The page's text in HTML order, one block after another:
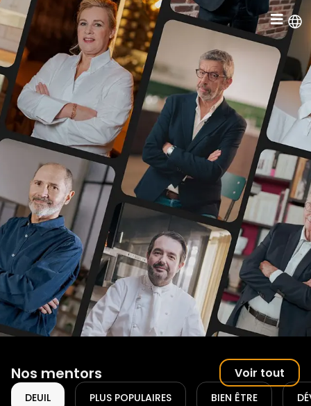
Nos mentors Voir tout
DEUIL PLUS POPULAIRES BIEN ÊTRE